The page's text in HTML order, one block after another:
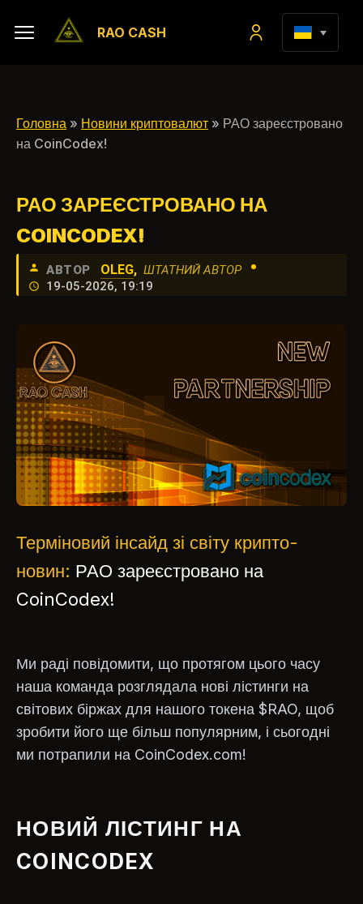
RAO CASH
Головна » Новини криптовалют » РАО зареєстровано
на CoinCodex!
РАО ЗАРЕЄСТРОВАНО НА
COINCODEX!
АВТОР OLEG, ШТАТНИЙ АВТОР •
19-05-2026, 19:19
Терміновий інсайд зі світу крипто-
новин: РАО зареєстровано на
CoinCodex!
Ми раді повідомити, що протягом цього часу
наша команда розглядала нові лістинги на
світових біржах для нашого токена $RAO, щоб
зробити його ще більш популярним, і сьогодні
ми потрапили на CoinCodex.com!
НОВИЙ ЛІСТИНГ НА
COINCODEX